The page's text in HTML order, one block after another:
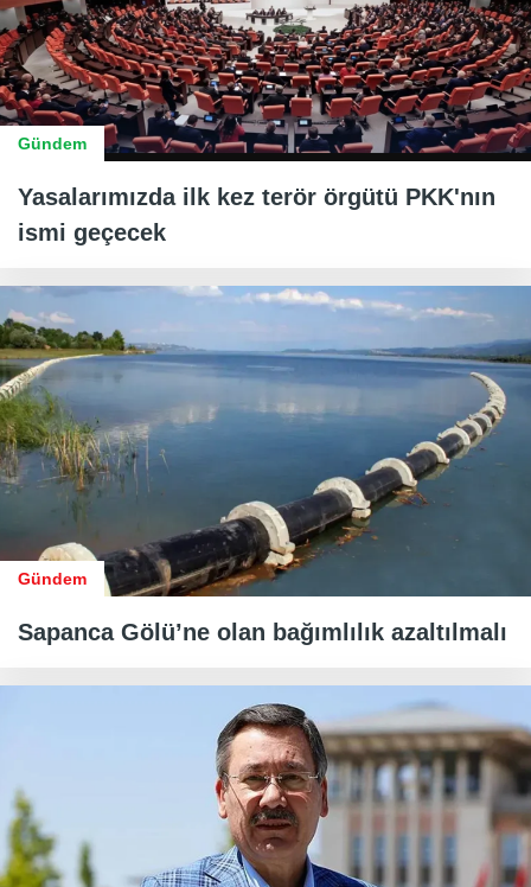
Gündem
Yasalarımızda ilk kez terör örgütü PKK'nın
ismi geçecek
Gündem
Sapanca Gölü’ne olan bağımlılık azaltılmalı